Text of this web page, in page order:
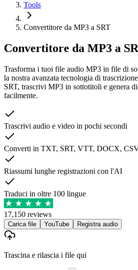
Tools
Convertitore da MP3 a SRT
Convertitore da MP3 a
Trasforma i tuoi file audio MP3 in file di
la nostra avanzata tecnologia di
SRT, trascrivi MP3 in sottotitoli e genera
facilmente.
Trascrivi audio e video in pochi secondi
Converti in TXT, SRT, VTT, DOCX,
Riassumi lunghe registrazioni con l'AI
Traduci in oltre 100 lingue
17,150 reviews
Carica file YouTube Registra audio
Trascina e rilascia i file qui